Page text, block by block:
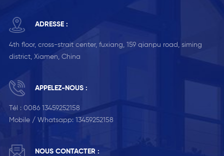
ADRESSE :
4th floor, cross-strait center, fuxiang, 159 qianpu road, siming
district, Xiamen, China
APPELEZ-NOUS :
Tél : 0086 13459252158
Mobile / Whatsapp: 13459252158
NOUS CONTACTER :